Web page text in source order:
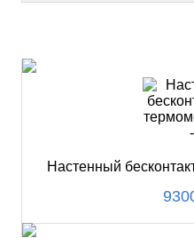
Настенный